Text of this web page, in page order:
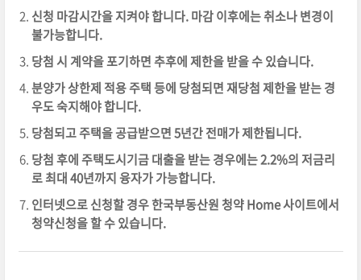
신청 마감시간을 지켜야 합니다. 마감 이후에는 취소나 변경이
불가능합니다.
당첨 시 계약을 포기하면 추후에 제한을 받을 수 있습니다.
분양가 상한제 적용 주택 등에 당첨되면 재당첨 제한을 받는 경
우도 숙지해야 합니다.
당첨되고 주택을 공급받으면 5년간 전매가 제한됩니다.
당첨 후에 주택도시기금 대출을 받는 경우에는 2.2%의 저금리
로 최대 40년까지 융자가 가능합니다.
인터넷으로 신청할 경우 한국부동산원 청약 Home 사이트에서
청약신청을 할 수 있습니다.